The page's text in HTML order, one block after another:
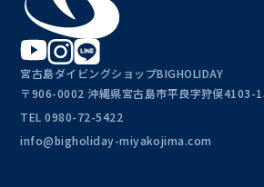
宮古島ダイビングショップBIGHOLIDAY
〒906-0002 沖縄県宮古島市平良字狩俣4103-
TEL0980-72-5422
info@bigholiday-miyakojima.com